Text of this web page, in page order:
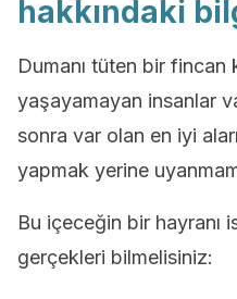
hakkındaki
Dumanı tüten bir fincan
yaşayamayan insanlar
sonra var olan en iyi
yapmak yerine
Bu içeceğin bir hayranı
gerçekleri bilmelisiniz: